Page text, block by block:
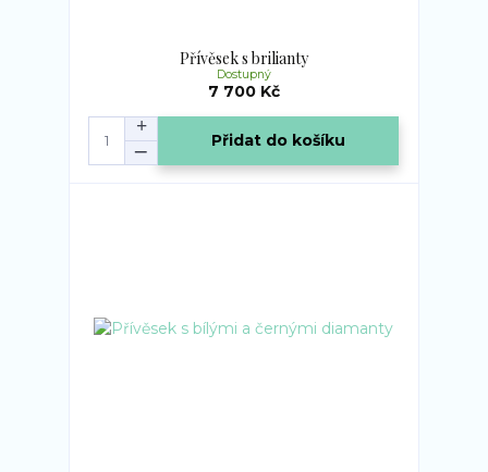
Přívěsek s brilianty
7 700 Kč
Dostupný
Přidat do košíku